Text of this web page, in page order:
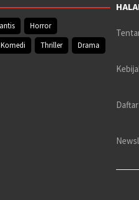
Horror
Komedi Thriller
Drama